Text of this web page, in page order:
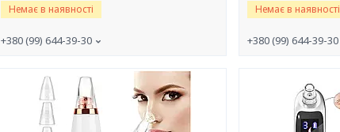
Немає в наявності
+380 (99) 644-39-30
Немає в наявності
+380 (99) 644-39-30